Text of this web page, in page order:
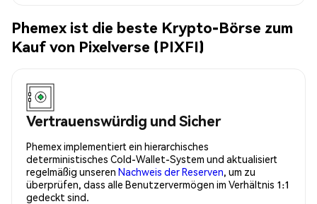
Phemex ist die beste Krypto-Börse zum
Kauf von Pixelverse (PIXFI)
Vertrauenswürdig und Sicher
Phemex implementiert ein hierarchisches
deterministisches Cold-Wallet-System und aktualisiert
regelmäßig unseren Nachweis der Reserven, um zu
überprüfen, dass alle Benutzervermögen im Verhältnis 1:1
gedeckt sind.